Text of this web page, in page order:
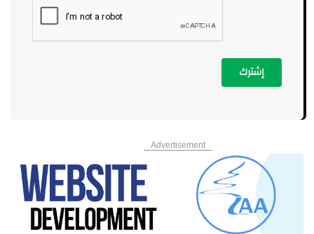
إشترك
Advertisement